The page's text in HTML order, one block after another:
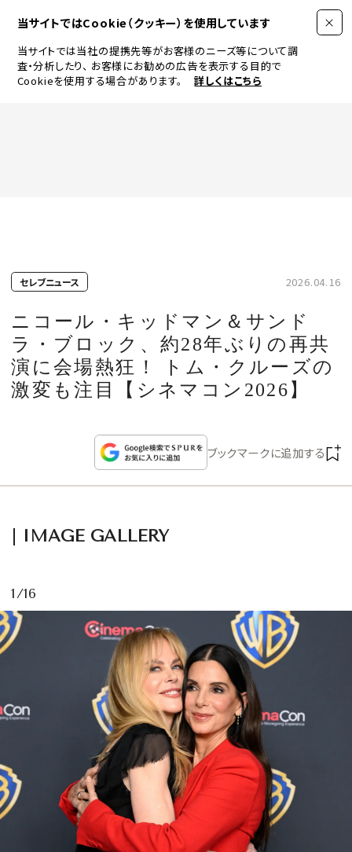
当サイトではCookie（クッキー）を使用しています
当サイトでは当社の提携先等がお客様のニーズ等について調
査・分析したり、 お客様にお勧めの広告を表示する目的で
Cookieを使用する場合があります。
詳しくはこちら
JEWELRY & WATCH
LIFESTYLE
CULTURE
COLLECTION
FORTUNE
SDGs
MAGAZINE
会員登録
Log in or Sign up
SPUR読者のためのメンバーシッププログラム
「The SPUR Club」。便利な機能と特典を無料で楽し
セレブニュース 2026.04.16
ニコール・キッドマン＆サンド
ラ・ブロック、約28年ぶりの再共
演に会場熱狂！ トム・クルーズの
激変も注目【シネマコン2026】
ブックマークに追加する
IMAGE GALLERY
1/16